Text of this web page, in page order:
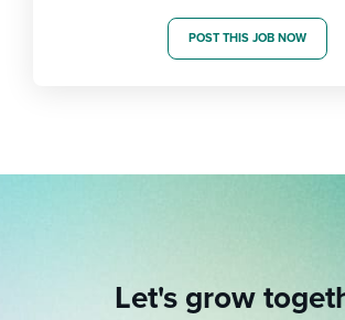
POST THIS JOB NOW
Let's grow